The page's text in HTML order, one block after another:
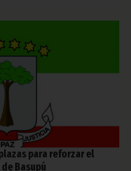
para reforzar el
Basupú